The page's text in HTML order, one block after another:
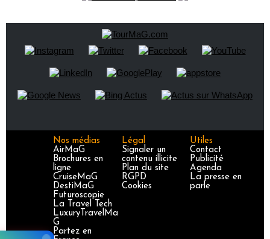
Nos médias
AirMaG
Brochures en
ligne
CruiseMaG
DestiMaG
Futuroscopie
La Travel Tech
LuxuryTravelMa
G
Partez en
Légal
Signaler un
contenu illicite
Plan du site
RGPD
Cookies
Utiles
Contact
Publicité
Agenda
La presse en
parle